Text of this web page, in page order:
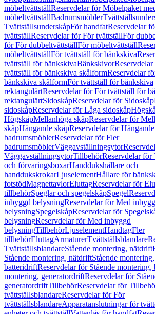
möbeltvättställReservdelar för Möbelpaket
möbeltvättställBadrumsmöbler
TvättställsunderskåpFör handfatReservdelar
tvättställReservdelar för För tvättställFör
för För dubbeltvättställFör möbeltvättställ
möbeltvättställFör tvättställ för bänkskiva
tvättställ för bänkskivaBänkskivor
tvättställ för bänkskiva skålformReservdelar
bänkskiva skålformFör tvättställ för bänkskiva
rektangulärtReservdelar för För tvättställ för
rektangulärtSidoskåpReservdelar för Sidoskåp
sidoskåpReservdelar för Låga sidoskåp
HögskåpMellanhöga skåpReservdelar för
skåpHängande skåpReservdelar för
badrumsmöblerReservdelar för Fler
badrumsmöblerVäggavställningsytor
VäggavställningsytorTillbehörReservdelar för
och förvaringsboxarHanddukshållare och
handdukskrokarLjuselementHållare för
fotstödMagnettavlorEluttagReservdelar för
tillbehörSpeglar och spegelskåpSpegel
inbyggd belysningReservdelar för Med
belysningSpegelskåpReservdelar för
belysningReservdelar för Med inbyggd
belysningTillbehörLjuselementHandtagFler
tillbehörEluttagArmaturerTvättställsblandare
TvättställsblandareStående montering, nätdrift
Stående montering, nätdriftStående montering,
batteridriftReservdelar för Stående montering,
montering, generatordriftReservdelar för
generatordriftTillbehörReservdelar för
tvättställsblandareReservdelar för För
tvättställsblandareApparatanslutningar för